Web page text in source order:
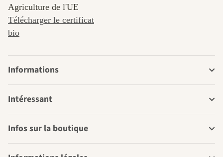
Agriculture de l'UE
Télécharger le certificat
bio
Informations
Intéressant
Infos sur la boutique